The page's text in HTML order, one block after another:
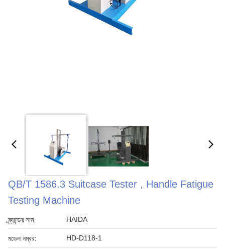
QB/T 1586.3 Suitcase Tester , Handle Fatigue
Testing Machine
ব্র্যান্ডের নাম: HAIDA
মডেল নম্বর: HD-D118-1